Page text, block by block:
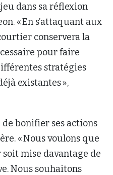
dans sa réflexion
« En s’attaquant aux
conservera la
pour faire
stratégies
existantes »,
de bonifier ses actions
« Nous voulons que
mise davantage de
Nous souhaitons